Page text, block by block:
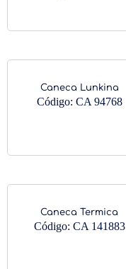
Caneca Lunkina
Código: CA 94768
Caneca Termica
Código: CA 141883